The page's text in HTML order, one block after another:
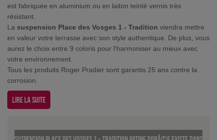
est fabriquée en aluminium ou en laiton teinté vernis très
résistant.
La suspension Place des Vosges 1 - Tradition viendra mettre
en valeur votre terrasse avec son style authentique. De plus, vous
aurez le choix entre 9 coloris pour l'harmoniser au mieux avec
votre environnement.
Tous les produits Roger Pradier sont garantis 25 ans contre la
corrosion.
Lire la suite